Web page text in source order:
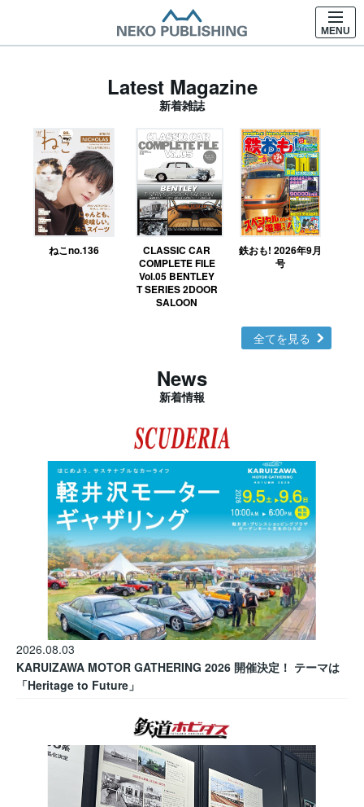
MENU
Latest Magazine
新着雑誌
ねこno.136
CLASSIC CAR
COMPLETE FILE
Vol.05 BENTLEY
T SERIES 2DOOR
SALOON
鉄おも! 2026年9月
号
全てを見る
News
新着情報
2026.08.03
KARUIZAWA MOTOR GATHERING 2026 開催決定！ テーマは
「Heritage to Future」